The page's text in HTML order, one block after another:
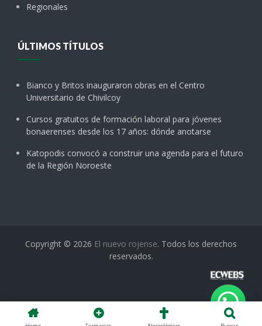
Regionales
ÚLTIMOS TÍTULOS
Bianco y Britos inauguraron obras en el Centro
Universitario de Chivilcoy
Cursos gratuitos de formación laboral para jóvenes
bonaerenses desde los 17 años: dónde anotarse
Katopodis convocó a construir una agenda para el futuro
de la Región Noroeste
Copyright © 2026 El nuevo rojense. Todos los derechos
reservados.